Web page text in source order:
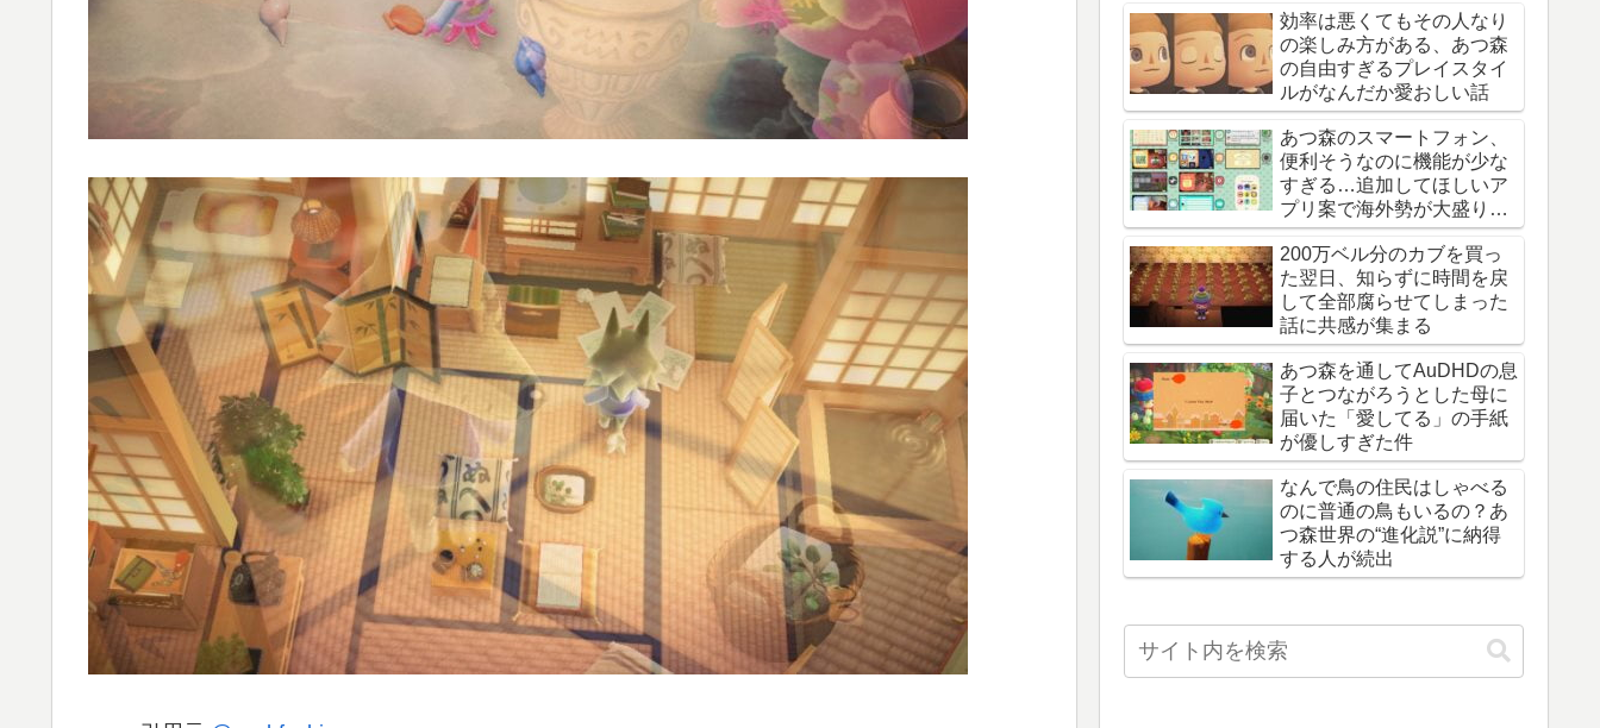
効率は悪くてもその人なり
の楽しみ方がある、あつ森
の自由すぎるプレイスタイ
ルがなんだか愛おしい話
あつ森のスマートフォン、
便利そうなのに機能が少な
すぎる…追加してほしいア
プリ案で海外勢が大盛り上
がり
200万ベル分のカブを買っ
た翌日、知らずに時間を戻
して全部腐らせてしまった
話に共感が集まる
あつ森を通してAuDHDの息
子とつながろうとした母に
届いた「愛してる」の手紙
が優しすぎた件
なんで鳥の住民はしゃべる
のに普通の鳥もいるの？あ
つ森世界の“進化説”に納得
する人が続出